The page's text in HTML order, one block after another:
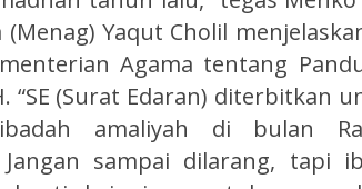
Yaqut Cholil
Agama tentang
“SE (Surat Edaran) diterbitkan
amaliyah di bulan
Jangan sampai dilarang, tapi